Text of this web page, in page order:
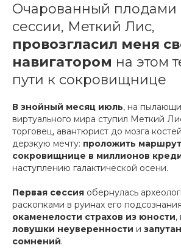
Очарованный плодами
сессии, Меткий Лис,
провозгласил меня
навигатором на этом
пути к сокровищнице
В знойный месяц июль, на
виртуального мира ступил Меткий
торговец, авантюрист до мозга
дерзкую мечту: проложить
сокровищнице в миллионов
наступлению галактической осени.
Первая сессия обернулась
раскопками в руинах его
окаменелости страхов из юности,
ловушки неуверенности и
сомнений.